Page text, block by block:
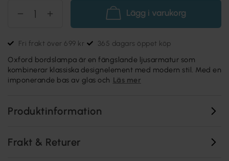
Lägg i varukorg
Fri frakt över 699 kr 365 dagars öppet köp
Oxford bordslampa är en fängslande ljusarmatur som
kombinerar klassiska designelement med modern stil. Med en
imponerande bas av glas och Läs mer
Produktinformation
Frakt & Returer